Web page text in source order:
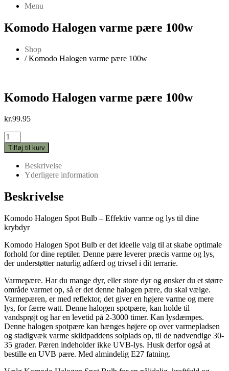
Menu
Komodo Halogen varme pære 100w
Shop
/ Komodo Halogen varme pære 100w
Komodo Halogen varme pære 100w
kr.99.95
Komodo
Halogen
varme
pære
100w
Tilføj til kurv
Beskrivelse
Yderligere information
Beskrivelse
Komodo Halogen Spot Bulb – Effektiv varme og lys til dine
krybdyr
Komodo Halogen Spot Bulb er det ideelle valg til at skabe optimale
forhold for dine reptiler. Denne pære leverer præcis varme og lys,
der understøtter naturlig adfærd og trivsel i dit terrarie.
Varmepære. Har du mange dyr, eller store dyr og ønsker du et større
område varmet op, så er det denne halogen pære, du skal vælge.
Varmepæren, er med reflektor, det giver en højere varme og mere
lys, for færre watt. Denne halogen spotpære, kan holde til
vandsprøjt og har en levetid på 2-3000 timer. Kan lysdæmpes.
Denne halogen spotpære kan hænges højere op over varmepladsen
og stadigvæk varme skildpaddens solplads op, til de nødvendige 30-
35 grader. Pæren indeholder ikke UVB-lys. Husk derfor også at
bestille en UVB pære. Med almindelig E27 fatning.